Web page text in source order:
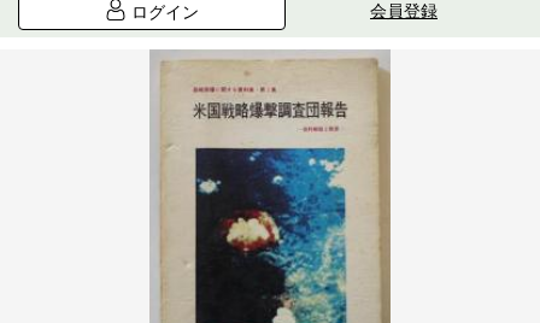
ログイン 会員登録